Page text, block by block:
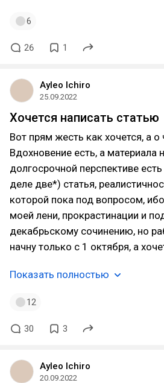
6
26 1
Ayleo Ichiro
25.09.2022
Хочется написать статью
Вот прям жесть как хочется, а о
Вдохновение есть, а материала
долгосрочной перспективе
деле две*) статья,
которой пока под вопросом,
моей лени, прокрастинации и
декабрьскому сочинению, но
начну только с 1 октября, а
Показать полностью
12
30 3
Ayleo Ichiro
20.09.2022